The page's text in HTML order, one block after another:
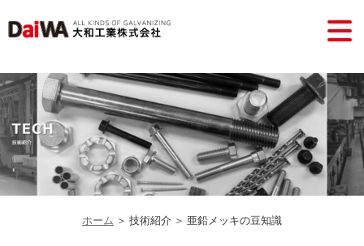
ホーム ＞ 技術紹介 ＞ 亜鉛メッキの豆知識